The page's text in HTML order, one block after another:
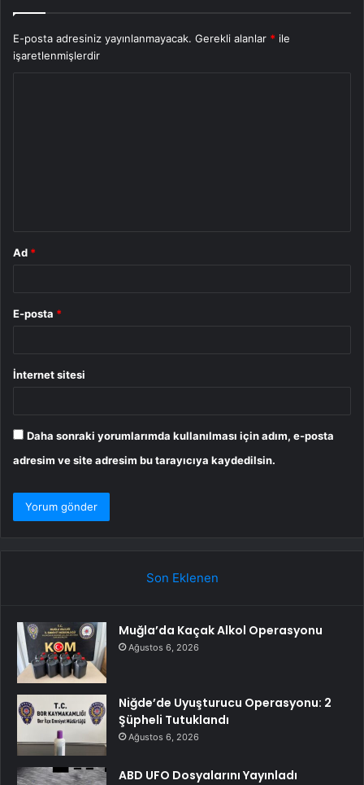
E-posta adresiniz yayınlanmayacak. Gerekli alanlar * ile
işaretlenmişlerdir
Ad *
E-posta *
İnternet sitesi
Daha sonraki yorumlarımda kullanılması için adım, e-posta
adresim ve site adresim bu tarayıcıya kaydedilsin.
Son Eklenen
Muğla’da Kaçak Alkol Operasyonu
Ağustos 6, 2026
Niğde’de Uyuşturucu Operasyonu: 2
Şüpheli Tutuklandı
Ağustos 6, 2026
ABD UFO Dosyalarını Yayınladı